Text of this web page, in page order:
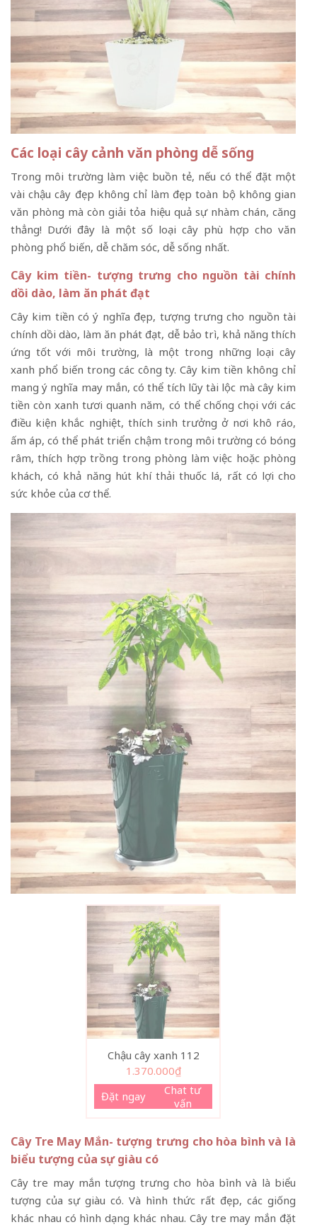
Các loại cây cảnh văn phòng dễ sống
Trong môi trường làm việc buồn tẻ, nếu có thể đặt một
vài chậu cây đẹp không chỉ làm đẹp toàn bộ không gian
văn phòng mà còn giải tỏa hiệu quả sự nhàm chán, căng
thẳng! Dưới đây là một số loại cây phù hợp cho văn
phòng phổ biến, dễ chăm sóc, dễ sống nhất.
Cây kim tiền- tượng trưng cho nguồn tài chính
dồi dào, làm ăn phát đạt
Cây kim tiền có ý nghĩa đẹp, tượng trưng cho nguồn tài
chính dồi dào, làm ăn phát đạt, dễ bảo trì, khả năng thích
ứng tốt với môi trường, là một trong những loại cây
xanh phổ biến trong các công ty. Cây kim tiền không chỉ
mang ý nghĩa may mắn, có thể tích lũy tài lộc mà cây kim
tiền còn xanh tươi quanh năm, có thể chống chọi với các
điều kiện khắc nghiệt, thích sinh trưởng ở nơi khô ráo,
ấm áp, có thể phát triển chậm trong môi trường có bóng
râm, thích hợp trồng trong phòng làm việc hoặc phòng
khách, có khả năng hút khí thải thuốc lá, rất có lợi cho
sức khỏe của cơ thể.
Chậu cây xanh 112
1.370.000₫
Đặt ngay
Chat tư
vấn
Cây Tre May Mắn- tượng trưng cho hòa bình và là
biểu tượng của sự giàu có
Cây tre may mắn tượng trưng cho hòa bình và là biểu
tượng của sự giàu có. Và hình thức rất đẹp, các giống
khác nhau có hình dạng khác nhau. Cây tre may mắn đặt